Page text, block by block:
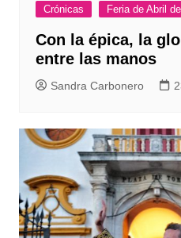
Crónicas Feria de Abril
Con la épica, la
entre las manos
Sandra Carbonero